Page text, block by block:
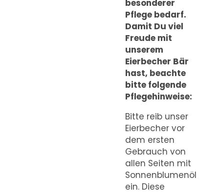
besonderer
Pflege bedarf.
Damit Du viel
Freude mit
unserem
Eierbecher Bär
hast, beachte
bitte folgende
Pflegehinweise:
Bitte reib unser
Eierbecher vor
dem ersten
Gebrauch von
allen Seiten mit
Sonnenblumenöl
ein. Diese